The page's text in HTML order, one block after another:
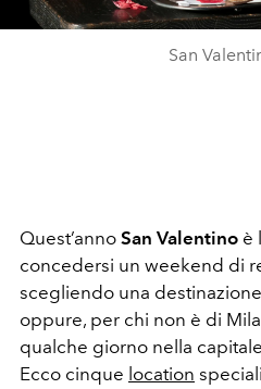
San
Quest’anno San Valentino è
concedersi un weekend di
scegliendo una
oppure, per chi non è di
qualche giorno nella
Ecco cinque location